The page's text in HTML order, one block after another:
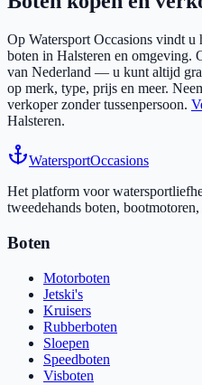
Op Watersport Occasions vindt u
boten in Halsteren en omgeving.
van Nederland — u kunt altijd
op merk, type, prijs en meer.
verkoper zonder tussenpersoon.
Halsteren.
WatersportOccasions
Het platform voor
tweedehands boten, bootmotoren,
Boten
Motorboten
Jetski's
Kruisers
Rubberboten
Sloepen
Speedboten
Visboten